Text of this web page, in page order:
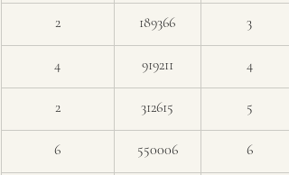
2 189366 3
4 919211 4
2 312615 5
6 550006 6